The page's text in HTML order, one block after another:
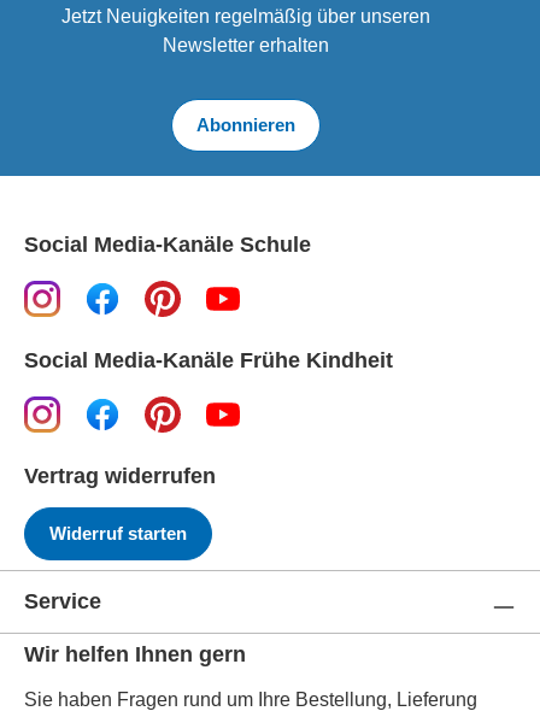
Jetzt Neuigkeiten regelmäßig über unseren
Newsletter erhalten
Abonnieren
Social Media-Kanäle Schule
Social Media-Kanäle Frühe Kindheit
Vertrag widerrufen
Widerruf starten
Service
Wir helfen Ihnen gern
Sie haben Fragen rund um Ihre Bestellung, Lieferung